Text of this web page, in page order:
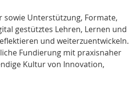
Unterstützung, Formate,
gestütztes Lehren, Lernen und
und weiterzuentwickeln.
Fundierung mit praxisnaher
Kultur von Innovation,